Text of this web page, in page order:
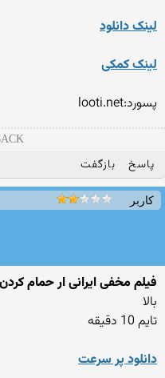
لینک دانلود
لینک کمکی
پسورد:looti.net
پاسخ بازگفت
کاربر
فیلم مخفی ایرانی ار حمام
بالا
تایم 10 دقیقه
دانلود پر سرعت